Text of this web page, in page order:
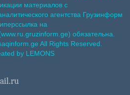
материалов с
агентства Грузинформ
на
обязательна.
All Rights Reserved.
by LEMONS